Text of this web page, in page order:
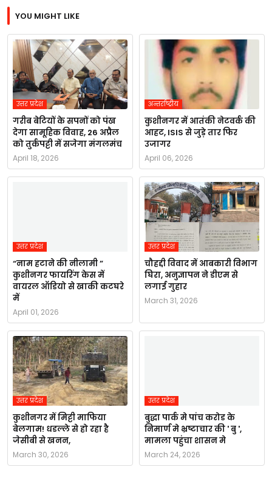
YOU MIGHT LIKE
उत्तर प्रदेश
गरीब बेटियों के सपनों को पंख
देगा सामूहिक विवाह, 26 अप्रैल
को तुर्कपट्टी में सजेगा मंगलमंच
April 18, 2026
अन्तर्राष्ट्रीय
कुशीनगर में आतंकी नेटवर्क की
आहट, ISIS से जुड़े तार फिर
उजागर
April 06, 2026
उत्तर प्रदेश
“नाम हटाने की नीलामी ”
कुशीनगर फायरिंग केस में
वायरल ऑडियो से खाकी कटघरे
में
April 01, 2026
उत्तर प्रदेश
चौहद्दी विवाद में आबकारी विभाग
घिरा, अनुज्ञापन ने डीएम से
लगाई गुहार
March 31, 2026
उत्तर प्रदेश
कुशीनगर में मिट्टी माफिया
बेलगाम! धडल्ले से हो रहा है
जेसीबी से खनन,
March 30, 2026
उत्तर प्रदेश
बुद्धा पार्क मे पांच करोड के
निमार्ण मे भ्रष्टाचार की ' बु ',
मामला पहुंचा शासन मे
March 24, 2026